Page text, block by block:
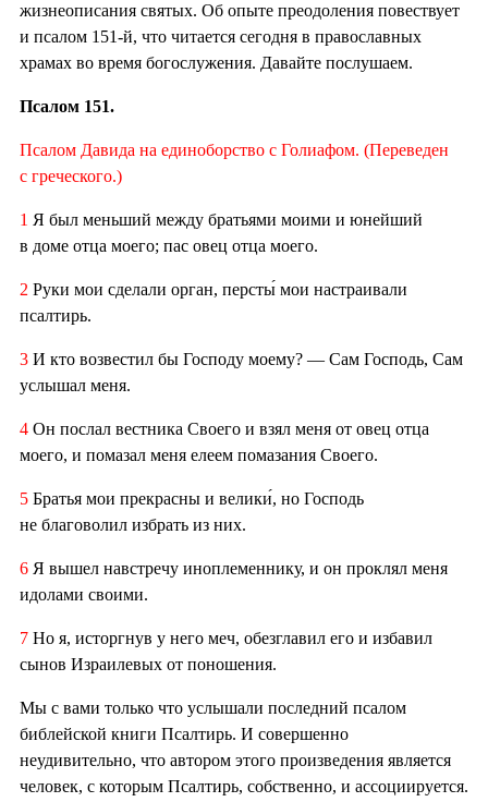
жизнеописания святых. Об опыте преодоления повествует
и псалом 151-й, что читается сегодня в православных
храмах во время богослужения. Давайте послушаем.
Псалом 151.
Псалом Давида на единоборство с Голиафом. (Переведен
с греческого.)
1 Я был меньший между братьями моими и юнейший
в доме отца моего; пас овец отца моего.
2 Руки мои сделали орган, персты́ мои настраивали
псалтирь.
3 И кто возвестил бы Господу моему? — Сам Господь, Сам
услышал меня.
4 Он послал вестника Своего и взял меня от овец отца
моего, и помазал меня елеем помазания Своего.
5 Братья мои прекрасны и велики́, но Господь
не благоволил избрать из них.
6 Я вышел навстречу иноплеменнику, и он проклял меня
идолами своими.
7 Но я, исторгнув у него меч, обезглавил его и избавил
сынов Израилевых от поношения.
Мы с вами только что услышали последний псалом
библейской книги Псалтирь. И совершенно
неудивительно, что автором этого произведения является
человек, с которым Псалтирь, собственно, и ассоциируется.